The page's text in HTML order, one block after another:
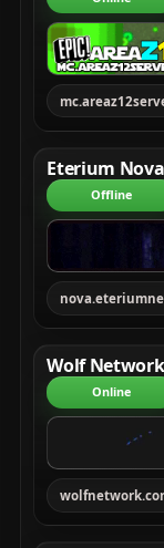
Eterium Nova
Offline
Wolf Network
Online